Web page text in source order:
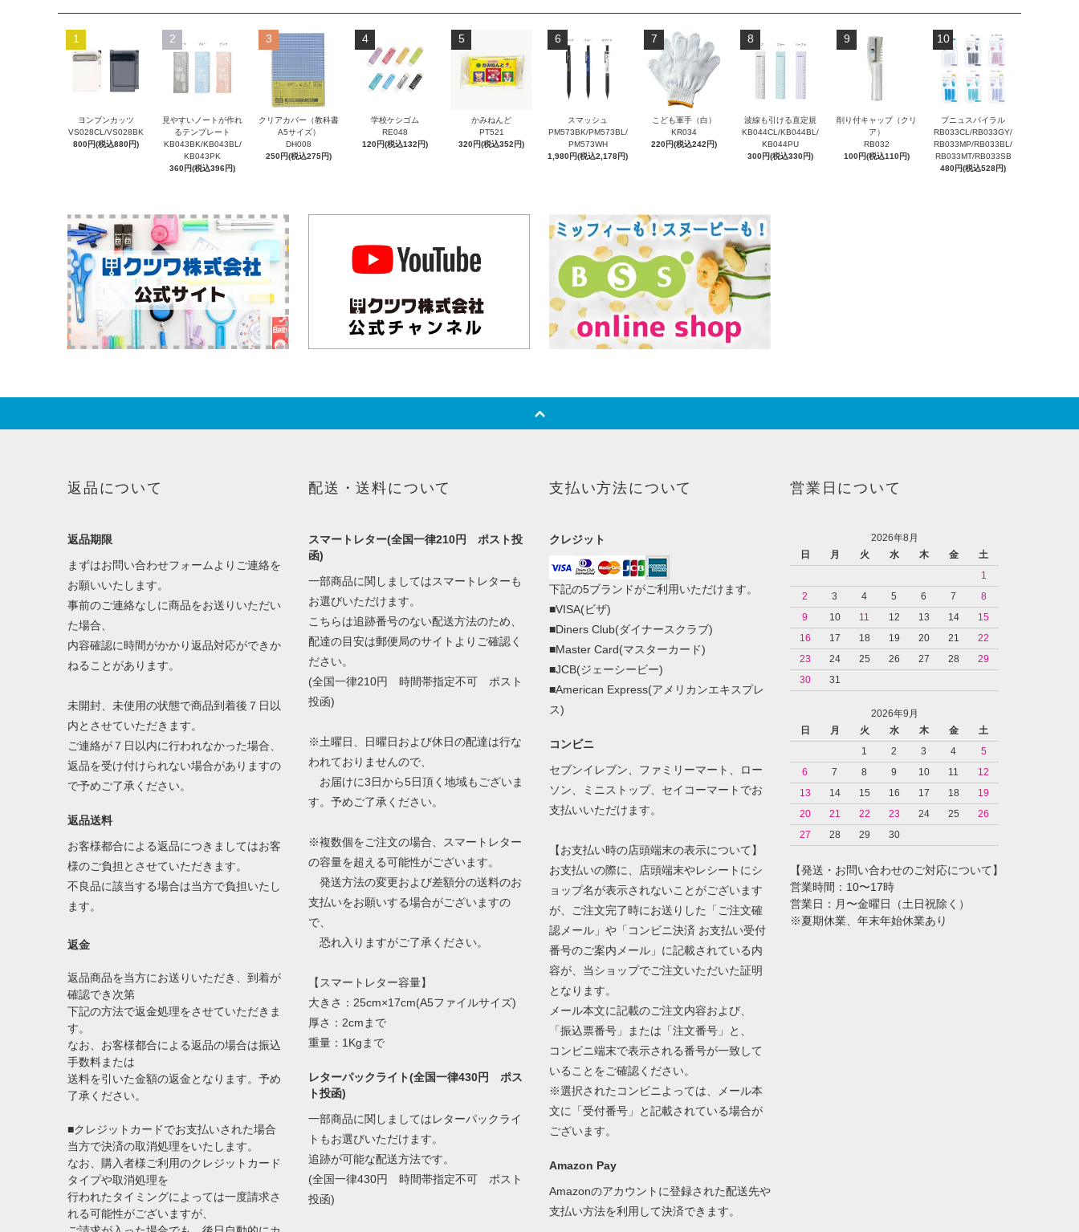
1
ヨンブンカッツ
VS028CL/VS028BK
800円(税込880円)
2
見やすいノートが作れ
るテンプレート
KB043BK/KB043BL/
KB043PK
360円(税込396円)
3
クリアカバー（教科書
A5サイズ）
DH008
250円(税込275円)
4
学校ケシゴム
RE048
120円(税込132円)
5
かみねんど
PT521
320円(税込352円)
6
スマッシュ
PM573BK/PM573BL/
PM573WH
1,980円(税込2,178円)
7
こども軍手（白）
KR034
220円(税込242円)
8
波線も引ける直定規
KB044CL/KB044BL/
KB044PU
300円(税込330円)
9
削り付キャップ（クリ
ア）
RB032
100円(税込110円)
10
プニュスパイラル
RB033CL/RB033GY/
RB033MP/RB033BL/
RB033MT/RB033SB
480円(税込528円)
返品について
返品期限
まずはお問い合わせフォームよりご連絡を
お願いいたします。
事前のご連絡なしに商品をお送りいただい
た場合、
内容確認に時間がかかり返品対応ができか
ねることがあります。
未開封、未使用の状態で商品到着後７日以
内とさせていただきます。
ご連絡が７日以内に行われなかった場合、
返品を受け付けられない場合がありますの
で予めご了承ください。
返品送料
お客様都合による返品につきましてはお客
様のご負担とさせていただきます。
不良品に該当する場合は当方で負担いたし
ます。
返金
返品商品を当方にお送りいただき、到着が
確認でき次第
下記の方法で返金処理をさせていただきま
す。
なお、お客様都合による返品の場合は振込
手数料または
送料を引いた金額の返金となります。予め
了承ください。
■クレジットカードでお支払いされた場合
当方で決済の取消処理をいたします。
なお、購入者様ご利用のクレジットカード
タイプや取消処理を
行われたタイミングによっては一度請求さ
れる可能性がございますが、
配送・送料について
スマートレター(全国一律210円 ポスト投
函)
一部商品に関しましてはスマートレターも
お選びいただけます。
こちらは追跡番号のない配送方法のため、
配達の目安は郵便局のサイトよりご確認く
ださい。
(全国一律210円 時間帯指定不可 ポスト
投函)
※土曜日、日曜日および休日の配達は行な
われておりませんので、
お届けに3日から5日頂く地域もございま
す。予めご了承ください。
※複数個をご注文の場合、スマートレター
の容量を超える可能性がございます。
発送方法の変更および差額分の送料のお
支払いをお願いする場合がございますの
で、
恐れ入りますがご了承ください。
【スマートレター容量】
大きさ：25cm×17cm(A5ファイルサイズ)
厚さ：2cmまで
重量：1Kgまで
レターパックライト(全国一律430円 ポス
ト投函)
一部商品に関しましてはレターパックライ
トもお選びいただけます。
追跡が可能な配送方法です。
(全国一律430円 時間帯指定不可 ポスト
投函)
支払い方法について
クレジット
下記の5ブランドがご利用いただけます。
■VISA(ビザ)
■Diners Club(ダイナースクラブ)
■Master Card(マスターカード)
■JCB(ジェーシービー)
■American Express(アメリカンエキスプレ
ス)
コンビニ
セブンイレブン、ファミリーマート、ロー
ソン、ミニストップ、セイコーマートでお
支払いいただけます。
【お支払い時の店頭端末の表示について】
お支払いの際に、店頭端末やレシートにシ
ョップ名が表示されないことがございます
が、ご注文完了時にお送りした「ご注文確
認メール」や「コンビニ決済 お支払い受付
番号のご案内メール」に記載されている内
容が、当ショップでご注文いただいた証明
となります。
メール本文に記載のご注文内容および、
「振込票番号」または「注文番号」と、
コンビニ端末で表示される番号が一致して
いることをご確認ください。
※選択されたコンビニよっては、メール本
文に「受付番号」と記載されている場合が
ございます。
Amazon Pay
Amazonのアカウントに登録された配送先や
支払い方法を利用して決済できます。
営業日について
2026年8月
日
月 火 水 木 金
土
1
2
3 4 5 6 7
8
9
10 11 12 13 14
15
16
17 18 19 20 21
22
23
24 25 26 27 28
29
30
31
2026年9月
日
月 火 水 木 金
土
1
2 3 4
5
6
7 8 9 10 11
12
13
14 15 16 17 18
19
20
21 22 23 24 25
26
27
28 29 30
【発送・お問い合わせのご対応について】
営業時間：10〜17時
営業日：月〜金曜日（土日祝除く）
※夏期休業、年末年始休業あり